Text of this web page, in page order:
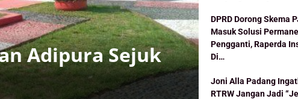
Adipura Sejuk
DPRD Dorong Skema
Masuk Solusi
Pengganti, Raperda
Di…
Joni Alla Padang
RTRW Jangan Jadi